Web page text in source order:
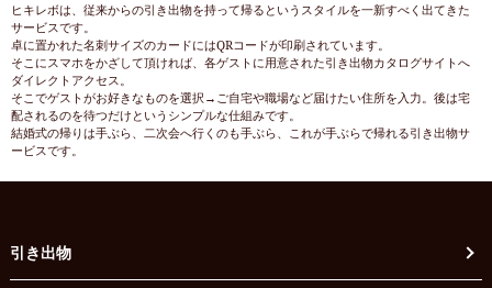
ヒキレボは、従来からの引き出物を持って帰るというスタイルを一新すべく出てきた
サービスです。
卓に置かれた名刺サイズのカードにはQRコードが印刷されています。
そこにスマホをかざして頂ければ、各ゲストに用意された引き出物カタログサイトへ
ダイレクトアクセス。
そこでゲストがお好きなものを選択→ご自宅や職場など届けたい住所を入力。後は宅
配されるのを待つだけというシンプルな仕組みです。
結婚式の帰りは手ぶら、二次会へ行くのも手ぶら、これが手ぶらで帰れる引き出物サ
ービスです。
引き出物